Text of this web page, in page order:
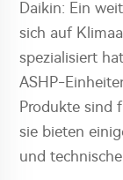
Daikin: Ein
sich auf
spezialisiert
ASHP-
Produkte sind
sie bieten
und